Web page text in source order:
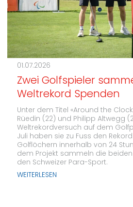
01.07.2026
Zwei Golfspieler
Weltrekord Spenden
Unter dem Titel «Around the
Rüedin (22) und Philipp Altwegg
Weltrekordversuch auf dem
Juli haben sie zu Fuss den
Golflöchern innerhalb von 24
dem Projekt sammeln die
den Schweizer Para-Sport.
WEITERLESEN